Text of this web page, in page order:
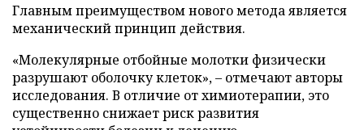
Главным преимуществом нового метода является
механический принцип действия.
«Молекулярные отбойные молотки физически
разрушают оболочку клеток», – отмечают авторы
исследования. В отличие от химиотерапии, это
существенно снижает риск развития